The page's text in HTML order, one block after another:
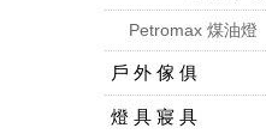
Petromax 煤油燈
戶 外 傢 俱
燈 具 寢 具